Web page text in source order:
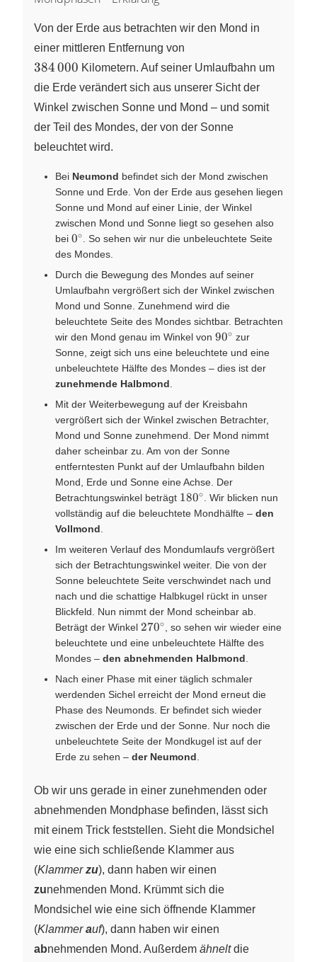
Von der Erde aus betrachten wir den Mond in
einer mittleren Entfernung von
384\,000
384000 Kilometern. Auf seiner Umlaufbahn um
die Erde verändert sich aus unserer Sicht der
Winkel zwischen Sonne und Mond – und somit
der Teil des Mondes, der von der Sonne
beleuchtet wird.
Bei Neumond befindet sich der Mond zwischen
Sonne und Erde. Von der Erde aus gesehen liegen
Sonne und Mond auf einer Linie, der Winkel
zwischen Mond und Sonne liegt so gesehen also
bei 0^\circ
0∘. So sehen wir nur die unbeleuchtete Seite
des Mondes.
Durch die Bewegung des Mondes auf seiner
Umlaufbahn vergrößert sich der Winkel zwischen
Mond und Sonne. Zunehmend wird die
beleuchtete Seite des Mondes sichtbar. Betrachten
wir den Mond genau im Winkel von 90^\circ
90∘ zur
Sonne, zeigt sich uns eine beleuchtete und eine
unbeleuchtete Hälfte des Mondes – dies ist der
zunehmende Halbmond.
Mit der Weiterbewegung auf der Kreisbahn
vergrößert sich der Winkel zwischen Betrachter,
Mond und Sonne zunehmend. Der Mond nimmt
daher scheinbar zu. Am von der Sonne
entferntesten Punkt auf der Umlaufbahn bilden
Mond, Erde und Sonne eine Achse. Der
Betrachtungswinkel beträgt 180^\circ
180∘. Wir blicken nun
vollständig auf die beleuchtete Mondhälfte – den
Vollmond.
Im weiteren Verlauf des Mondumlaufs vergrößert
sich der Betrachtungswinkel weiter. Die von der
Sonne beleuchtete Seite verschwindet nach und
nach und die schattige Halbkugel rückt in unser
Blickfeld. Nun nimmt der Mond scheinbar ab.
Beträgt der Winkel 270^\circ
270∘, so sehen wir wieder eine
beleuchtete und eine unbeleuchtete Hälfte des
Mondes – den abnehmenden Halbmond.
Nach einer Phase mit einer täglich schmaler
werdenden Sichel erreicht der Mond erneut die
Phase des Neumonds. Er befindet sich wieder
zwischen der Erde und der Sonne. Nur noch die
unbeleuchtete Seite der Mondkugel ist auf der
Erde zu sehen – der Neumond.
Ob wir uns gerade in einer zunehmenden oder
abnehmenden Mondphase befinden, lässt sich
mit einem Trick feststellen. Sieht die Mondsichel
wie eine sich schließende Klammer aus
(Klammerzu), dann haben wir einen
zunehmenden Mond. Krümmt sich die
Mondsichel wie eine sich öffnende Klammer
(Klammerauf), dann haben wir einen
abnehmenden Mond. Außerdem ähneltdie